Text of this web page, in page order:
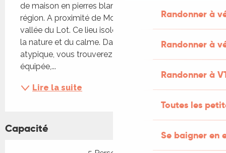
Randonner à
Randonner à
Randonner à
Toutes les
Se baigner en
de maison en pierres blanches typiques de la
région. A proximité de Montcuq et Cahors et de la
vallée du Lot. Ce lieu isolé ravira les amoureux de
la nature et du calme. Dans cet hébergement
atypique, vous trouverez 2 chambres, une cuisine
équipée,...
Lire la suite
Capacité